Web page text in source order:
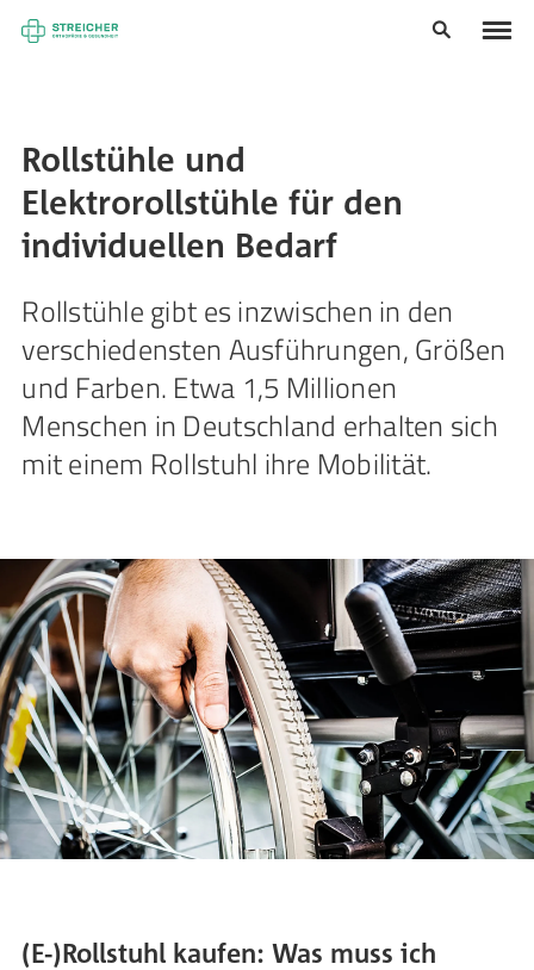
Rollstühle und
Elektrorollstühle für den
individuellen Bedarf
Rollstühle gibt es inzwischen in den
verschiedensten Ausführungen, Größen
und Farben. Etwa 1,5 Millionen
Menschen in Deutschland erhalten sich
mit einem Rollstuhl ihre Mobilität.
(E-)Rollstuhl kaufen: Was muss ich